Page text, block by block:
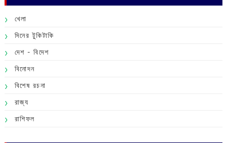
খেলা
দিনের টুকিটাকি
দেশ - বিদেশ
বিনোদন
বিশেষ রচনা
রাজ্য
রাশিফল